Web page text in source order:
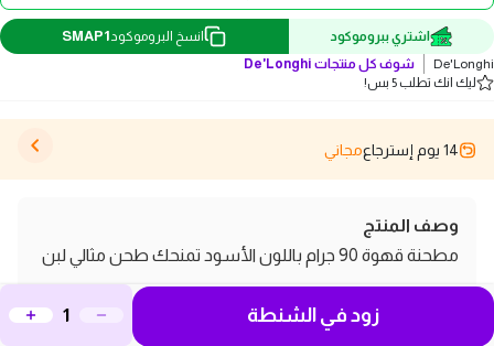
اشتري ببروموكود انسخ البروموكود SMAP1
De'Longhi شوف كل منتجات De'Longhi
ليك انك تطلب 5 بس!
14 يوم إسترجاع مجاني
وصف المنتج
مطحنة قهوة 90 جرام باللون الأسود تمنحك طحن مثالي لبن
القهوة الطازج لبدء يومك بمذاق رائع وجودة مميزة في كل
زود في الشنطة